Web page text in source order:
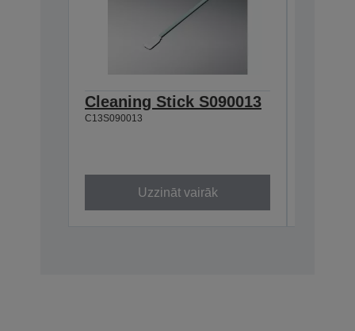
Cleaning Stick S090013
C13S090013
Uzzināt vairāk